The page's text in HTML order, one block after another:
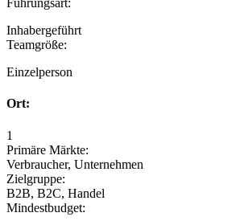
Führungsart:
Inhabergeführt
Teamgröße:
Einzelperson
Ort:
1
Primäre Märkte:
Verbraucher, Unternehmen
Zielgruppe:
B2B, B2C, Handel
Mindestbudget: